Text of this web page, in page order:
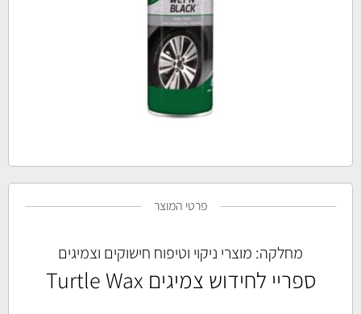
פרטי המוצר
מחלקה: מוצרי ניקוי וטיפוח חישוקים וצמיגים
ספריי לחידוש צמיגים Turtle Wax